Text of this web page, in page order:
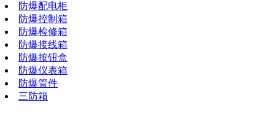
防爆配电柜
防爆控制箱
防爆检修箱
防爆接线箱
防爆按钮盒
防爆仪表箱
防爆管件
三防箱